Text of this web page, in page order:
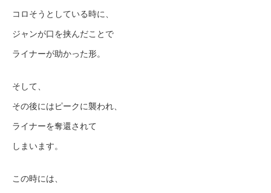
コロそうとしている時に、
ジャンが口を挟んだことで
ライナーが助かった形。
そして、
その後にはピークに襲われ、
ライナーを奪還されて
しまいます。
この時には、